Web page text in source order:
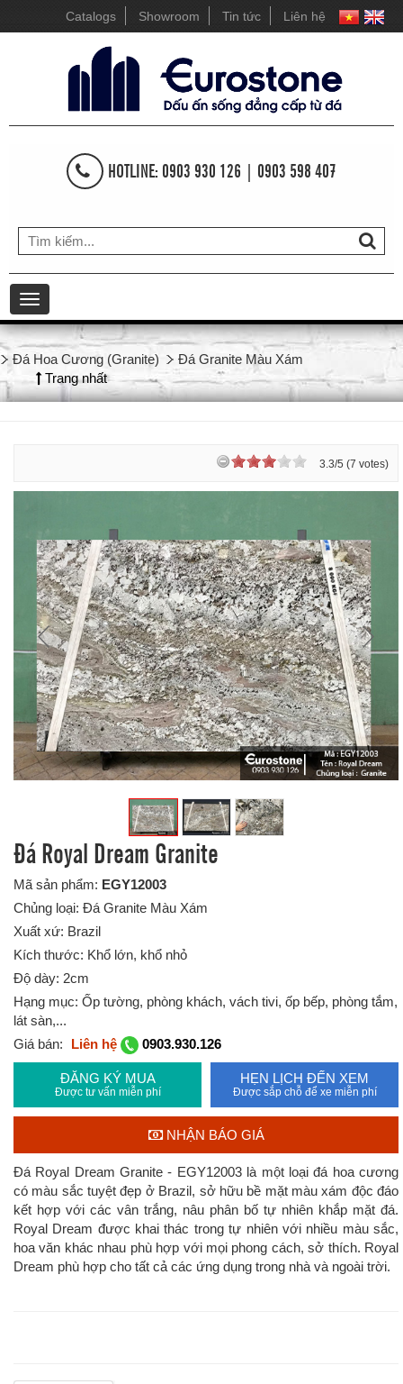
Catalogs Showroom Tin tức Liên hệ
HOTLINE: 0903 930 126 | 0903 598 407
Toggle
navigation
Đá Hoa Cương (Granite)
Đá Granite Màu Xám
Trang nhất
3.3/5 (7 votes)
Đá Royal Dream Granite
Mã sản phẩm: EGY12003
Chủng loại: Đá Granite Màu Xám
Xuất xứ: Brazil
Kích thước: Khổ lớn, khổ nhỏ
Độ dày: 2cm
Hạng mục: Ốp tường, phòng khách, vách tivi, ốp bếp, phòng tắm,
lát sàn,...
Giá bán:
Liên hệ 0903.930.126
ĐĂNG KÝ MUA
Được tư vấn miễn phí
HẸN LỊCH ĐẾN XEM
Được sắp chỗ để xe miễn phí
NHẬN BÁO GIÁ
Đá Royal Dream Granite - EGY12003 là một loại đá hoa cương
có màu sắc tuyệt đẹp ở Brazil, sở hữu bề mặt màu xám độc đáo
kết hợp với các vân trắng, nâu phân bố tự nhiên khắp mặt đá.
Royal Dream được khai thác trong tự nhiên với nhiều màu sắc,
hoa văn khác nhau phù hợp với mọi phong cách, sở thích. Royal
Dream phù hợp cho tất cả các ứng dụng trong nhà và ngoài trời.